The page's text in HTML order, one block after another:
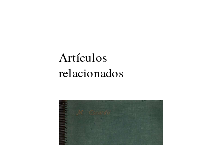
Artículos
relacionados